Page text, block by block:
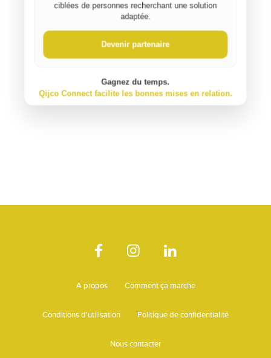
A propos Comment ça marche
Conditions d'utilisation Politique de confidentialité
Nous contacter
ciblées de personnes recherchant une solution
adaptée.
Devenir partenaire
Gagnez du temps.
Qijco Connect facilite les bonnes mises en relation.